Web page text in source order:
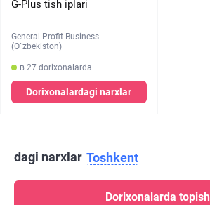
G-Plus tish iplari
General Profit Business
(O`zbekiston)
в 27 dorixonalarda
Dorixonalardagi narxlar
dagi narxlar Toshkent
Dorixonalarda topish